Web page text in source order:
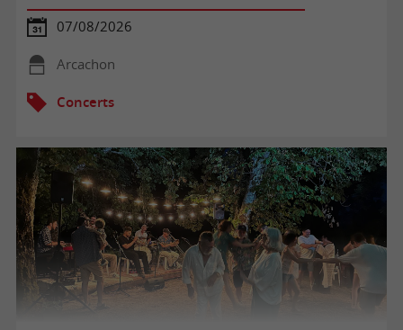
07/08/2026
Arcachon
Concerts